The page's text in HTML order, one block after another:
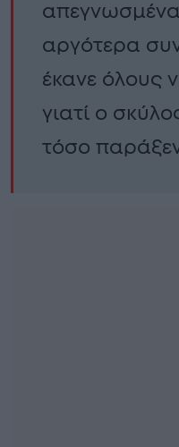
αργότερα
έκανε όλους
γιατί ο
τόσο